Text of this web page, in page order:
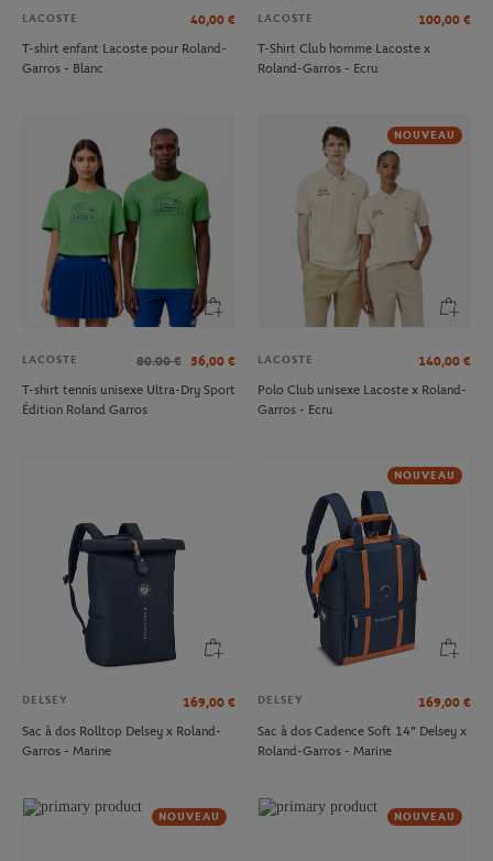
LACOSTE 40,00 €
T-shirt enfant Lacoste pour Roland-
Garros - Blanc
LACOSTE 100,00 €
T-Shirt Club homme Lacoste x
Roland-Garros - Ecru
LACOSTE 80.00 € 56,00 €
T-shirt tennis unisexe Ultra-Dry Sport
Édition Roland Garros
NOUVEAU
LACOSTE 140,00 €
Polo Club unisexe Lacoste x Roland-
Garros - Ecru
DELSEY 169,00 €
Sac à dos Rolltop Delsey x Roland-
Garros - Marine
NOUVEAU
DELSEY 169,00 €
Sac à dos Cadence Soft 14" Delsey x
Roland-Garros - Marine
NOUVEAU NOUVEAU